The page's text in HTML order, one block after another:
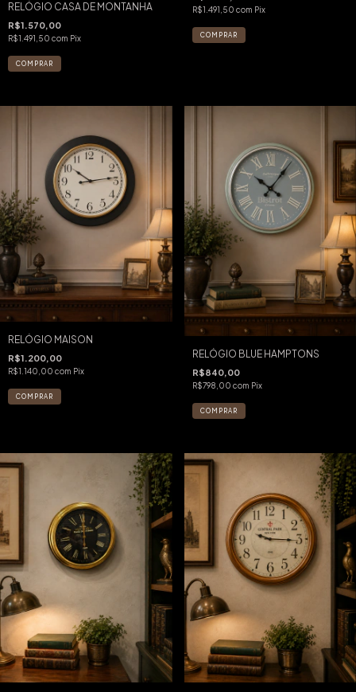
RELÓGIO CASA DE MONTANHA
R$1.570,00
R$1.491,50 com Pix
R$1.491,50 com Pix
RELÓGIO MAISON
R$1.200,00
R$1.140,00 com Pix
RELÓGIO BLUE HAMPTONS
R$840,00
R$798,00 com Pix